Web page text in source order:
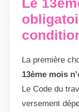
Le
La première
13ème mois
Le Code du
versement